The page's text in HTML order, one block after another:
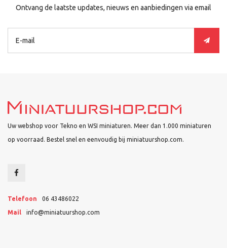
Ontvang de laatste updates, nieuws en aanbiedingen via email
Uw webshop voor Tekno en WSI miniaturen. Meer dan 1.000 miniaturen
op voorraad. Bestel snel en eenvoudig bij miniatuurshop.com.
Telefoon 06 43486022
Mail info@miniatuurshop.com